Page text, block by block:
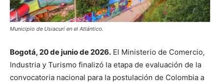
Municipio de Usiacurí en el Atlántico.
Bogotá, 20 de junio de 2026. El Ministerio de Comercio,
Industria y Turismo finalizó la etapa de evaluación de la
convocatoria nacional para la postulación de Colombia a